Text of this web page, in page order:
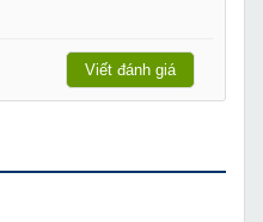
Viết đánh giá